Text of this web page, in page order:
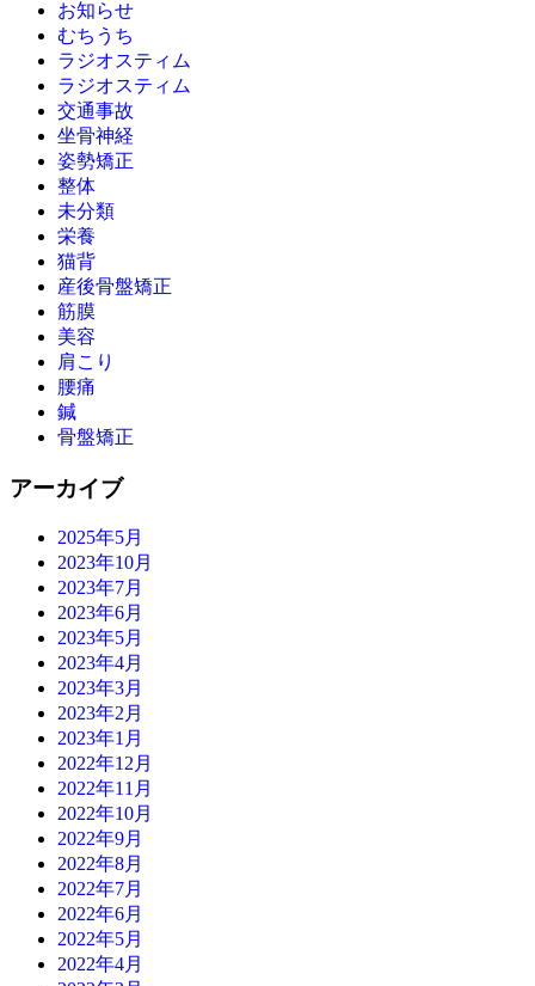
お知らせ
むちうち
ラジオスティム
ラジオスティム
交通事故
坐骨神経
姿勢矯正
整体
未分類
栄養
猫背
産後骨盤矯正
筋膜
美容
肩こり
腰痛
鍼
骨盤矯正
アーカイブ
2025年5月
2023年10月
2023年7月
2023年6月
2023年5月
2023年4月
2023年3月
2023年2月
2023年1月
2022年12月
2022年11月
2022年10月
2022年9月
2022年8月
2022年7月
2022年6月
2022年5月
2022年4月